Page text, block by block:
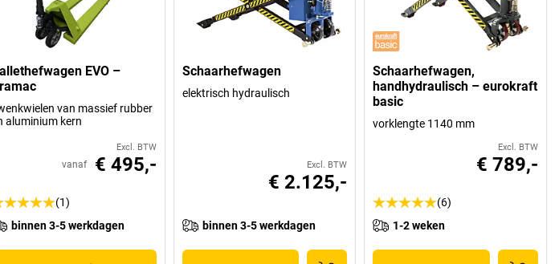
EVO –
van massief rubber
aluminium kern
Excl. BTW
vanaf € 495,-
(1)
binnen 3-5 werkdagen
Schaarhefwagen
elektrisch hydraulisch
Excl. BTW
€ 2.125,-
binnen 3-5 werkdagen
Schaarhefwagen,
handhydraulisch – eurokraft
basic
vorklengte 1140 mm
Excl. BTW
€ 789,-
(6)
1-2 weken